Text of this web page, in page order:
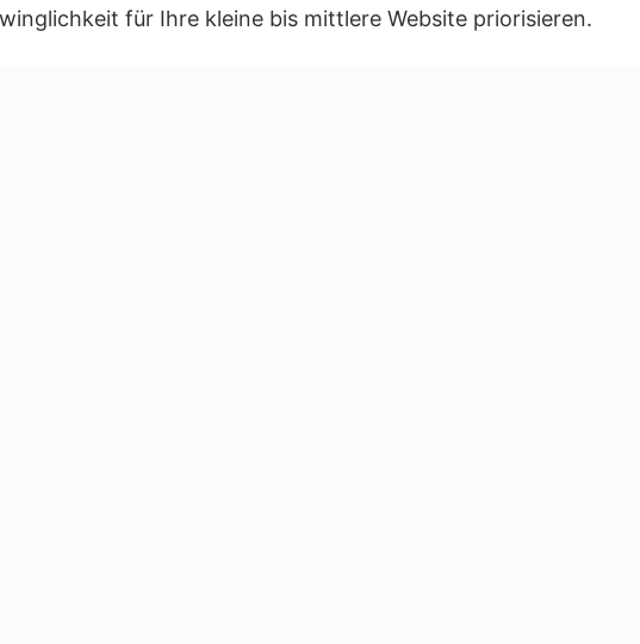
für Ihre kleine bis mittlere Website priorisieren.